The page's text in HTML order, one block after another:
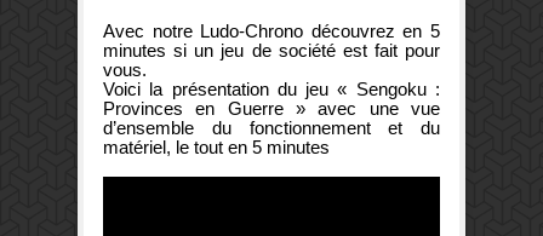
Avec notre Ludo-Chrono découvrez en 5
minutes si un jeu de société est fait pour
vous.
Voici la présentation du jeu « Sengoku :
Provinces en Guerre » avec une vue
d’ensemble du fonctionnement et du
matériel, le tout en 5 minutes